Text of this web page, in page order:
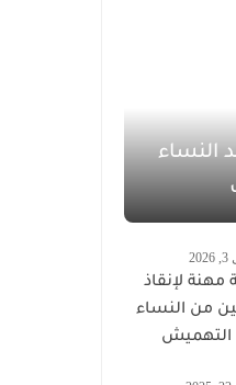
النساء
مهنة لإنقاذ
من النساء
التهميش